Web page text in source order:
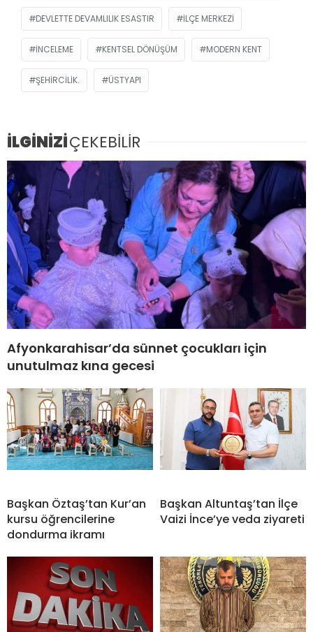
DEVLETTE DEVAMLILIK ESASTIR İLÇE MERKEZI
INCELEME KENTSEL DÖNÜŞÜM MODERN KENT
ŞEHIRCILIK. ÜSTYAPI
İLGİNİZİÇEKEBİLİR
Afyonkarahisar’da sünnet çocukları için
unutulmaz kına gecesi
Başkan Öztaş’tan Kur’an
kursu öğrencilerine
dondurma ikramı
Başkan Altuntaş’tan İlçe
Vaizi İnce’ye veda ziyareti